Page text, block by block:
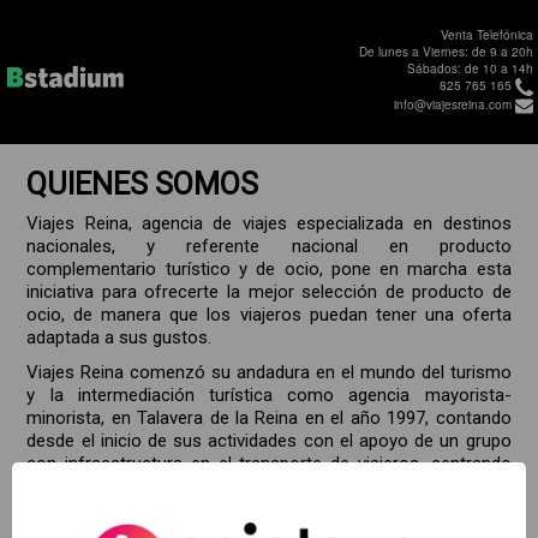
Venta Telefónica
De lunes a Viernes: de 9 a 20h
Sábados: de 10 a 14h
825 765 165
info@viajesreina.com
QUIENES SOMOS
Viajes Reina, agencia de viajes especializada en destinos
nacionales, y referente nacional en producto
complementario turístico y de ocio, pone en marcha esta
iniciativa para ofrecerte la mejor selección de producto de
ocio, de manera que los viajeros puedan tener una oferta
adaptada a sus gustos.
Viajes Reina comenzó su andadura en el mundo del turismo
y la intermediación turística como agencia mayorista-
minorista, en Talavera de la Reina en el año 1997, contando
desde el inicio de sus actividades con el apoyo de un grupo
con infraestructura en el transporte de viajeros, centrando
comercialización de acciones turísticas ligadas a un medio